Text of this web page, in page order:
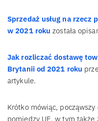
Sprzedaż usług na rzecz
w 2021 roku została
Jak rozliczać dostawę
Brytanii od 2021 roku
artykule.
Krótko mówiąc,
pomiędzy UE, w tym także